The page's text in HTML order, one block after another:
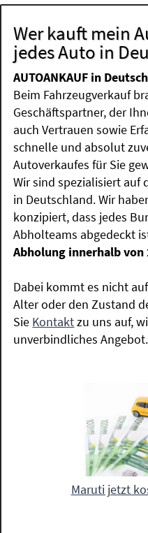
Wer kauft mein
jedes Auto in
AUTOANKAUF in
Beim Fahrzeugverkauf
Geschäftspartner, der
auch Vertrauen sowie
schnelle und absolut
Autoverkaufes für Sie
Wir sind spezialisiert auf
in Deutschland. Wir
konzipiert, dass jedes
Abholteams abgedeckt
Abholung innerhalb von
Dabei kommt es nicht
Alter oder den Zustand
Sie Kontaktzu uns auf,
unverbindliches Angebot.
Maruti jetzt